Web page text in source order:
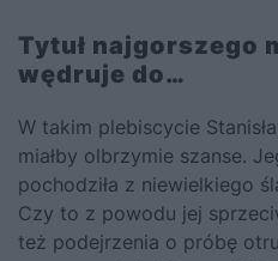
Tytuł najgorszego
wędruje do…
W takim plebiscycie
miałby olbrzymie szanse.
pochodziła z niewielkiego
Czy to z powodu jej
też podejrzenia o próbę